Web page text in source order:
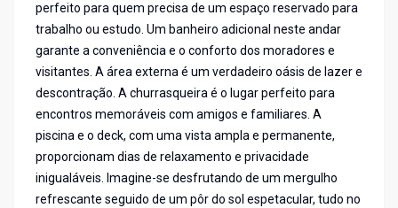
perfeito para quem precisa de um espaço reservado para
trabalho ou estudo. Um banheiro adicional neste andar
garante a conveniência e o conforto dos moradores e
visitantes. A área externa é um verdadeiro oásis de lazer e
descontração. A churrasqueira é o lugar perfeito para
encontros memoráveis com amigos e familiares. A
piscina e o deck, com uma vista ampla e permanente,
proporcionam dias de relaxamento e privacidade
inigualáveis. Imagine-se desfrutando de um mergulho
refrescante seguido de um pôr do sol espetacular, tudo no